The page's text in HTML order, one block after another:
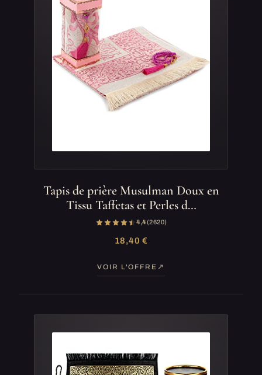
Tapis de prière Musulman Doux en
Tissu Taffetas et Perles d…
4,4(2 620)
18,40 €
VOIR L'OFFRE